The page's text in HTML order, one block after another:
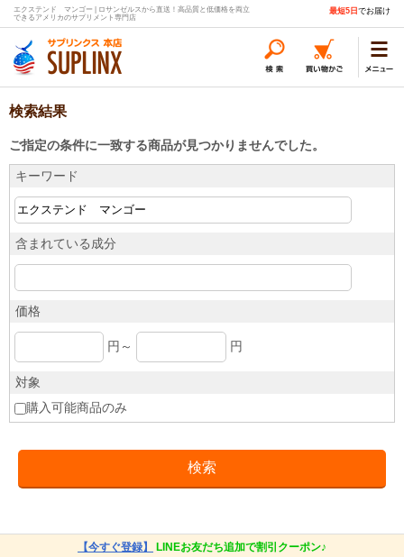
エクステンド マンゴー | ロサンゼルスから直送！高品質と低価格を両立
できるアメリカのサプリメント専門店
最短5日 でお届け
検索結果
ご指定の条件に一致する商品が見つかりませんでした。
キーワード
含まれている成分
価格
円～ 円
対象
購入可能商品のみ
【今すぐ登録】 LINEお友だち追加で割引クーポン♪